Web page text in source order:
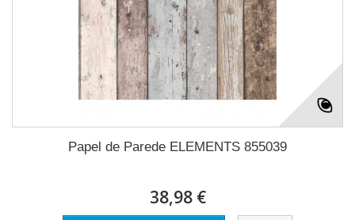
Papel de Parede ELEMENTS 855039
38,98 €